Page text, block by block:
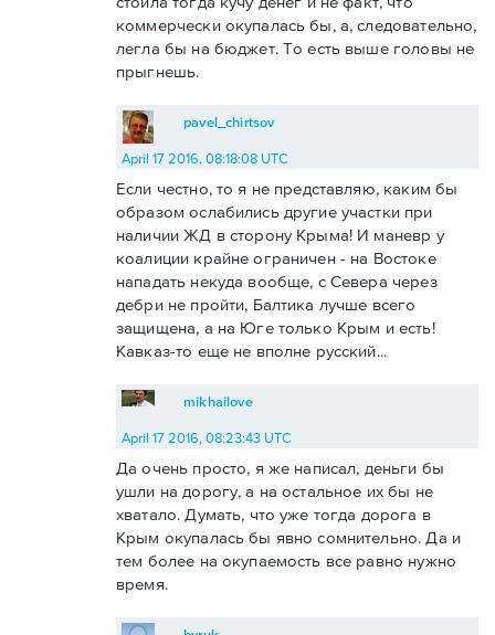
коммерчески окупалась бы, а, следовательно,
легла бы на бюджет. То есть выше головы не
прыгнешь.
pavel_chirtsov
April 17 2016, 08:18:08 UTC
Если честно, то я не представляю, каким бы
образом ослабились другие участки при
наличии ЖД в сторону Крыма! И маневр у
коалиции крайне ограничен - на Востоке
нападать некуда вообще, с Севера через
дебри не пройти, Балтика лучше всего
защищена, а на Юге только Крым и есть!
Кавказ-то еще не вполне русский...
mikhailove
April 17 2016, 08:23:43 UTC
Да очень просто, я же написал, деньги бы
ушли на дорогу, а на остальное их бы не
хватало. Думать, что уже тогда дорога в
Крым окупалась бы явно сомнительно. Да и
тем более на окупаемость все равно нужно
время.